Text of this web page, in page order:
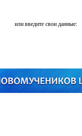
или введите свои данные: